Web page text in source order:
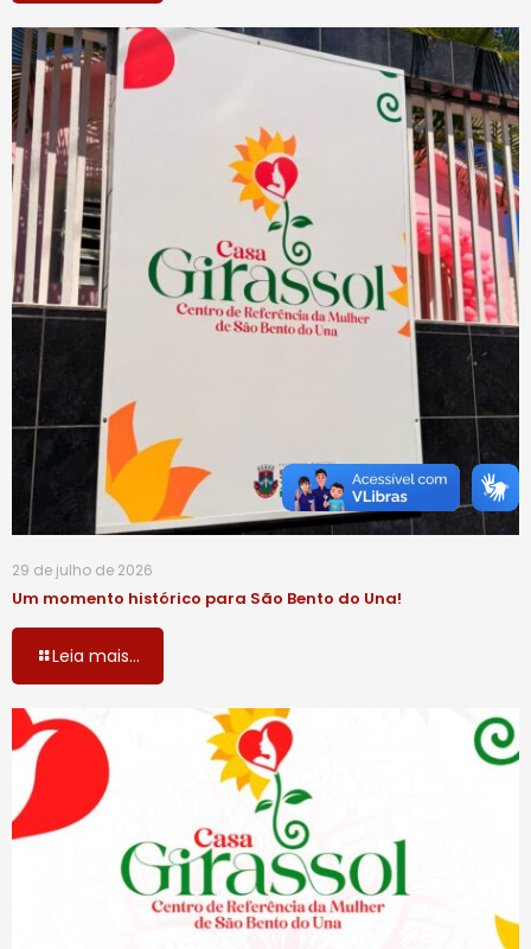
29 de julho de 2026
Um momento histórico para São Bento do Una!
Leia mais...